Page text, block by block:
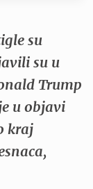
su
su u
Trump
u objavi
kraj